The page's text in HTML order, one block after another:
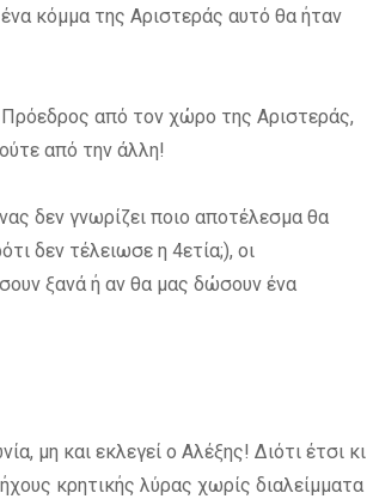
ένα κόμμα της Αριστεράς αυτό θα ήταν
από τον χώρο της Αριστεράς,
από την άλλη!
δεν γνωρίζει ποιο αποτέλεσμα θα
δεν τέλειωσε η 4ετία;), οι
ξανά ή αν θα μας δώσουν ένα
μη και εκλεγεί ο Αλέξης! Διότι έτσι κι
κρητικής λύρας χωρίς διαλείμματα